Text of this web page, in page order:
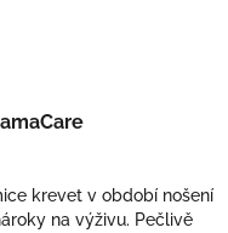
krevet v období nošení
na výživu. Pečlivě